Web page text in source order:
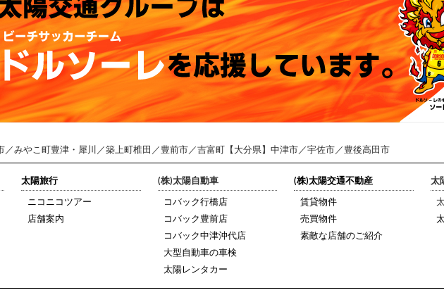
／みやこ町豊津・犀川／築上町椎田／豊前市／吉富町【大分県】中津市／宇佐市／豊後高田市
太陽旅行
ニコニコツアー
店舗案内
(株)太陽自動車
コバック行橋店
コバック豊前店
コバック中津沖代店
大型自動車の車検
太陽レンタカー
(株)太陽交通不動産
賃貸物件
売買物件
素敵な店舗のご紹介
太